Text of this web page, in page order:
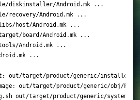
diskinstaller/Android.mk ...
recovery/Android.mk ...
host/Android.mk ...
board/Android.mk ...
Android.mk ...
...
target/product/generic/installed-
out/target/product/generic/obj/
out/target/product/generic/system